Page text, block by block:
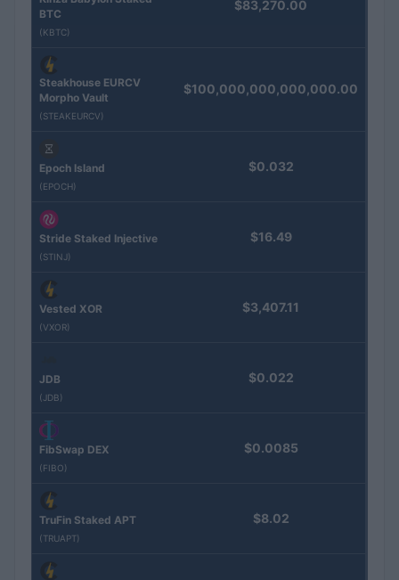
BTC
(KBTC)
$83,270.00
Steakhouse EURCV
Morpho Vault
(STEAKEURCV)
$100,000,000,000,000.00
Epoch Island
(EPOCH)
$0.032
Stride Staked Injective
(STINJ)
$16.49
Vested XOR
(VXOR)
$3,407.11
JDB
(JDB)
$0.022
FibSwap DEX
(FIBO)
$0.0085
TruFin Staked APT
(TRUAPT)
$8.02